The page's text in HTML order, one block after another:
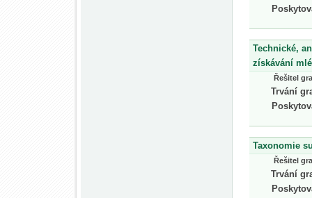
Technické,
získávání
Řešitel
Trvání
Taxonomie
Řešitel
Trvání